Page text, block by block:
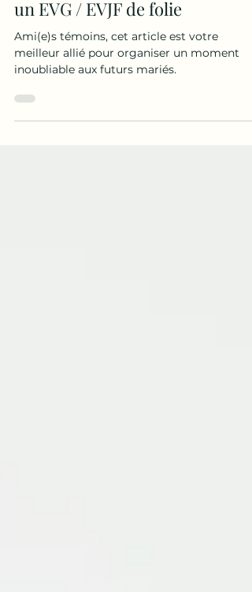
Top 3 des animations pour
un EVG / EVJF de folie
Ami(e)s témoins, cet article est votre
inoubliable aux futurs mariés.